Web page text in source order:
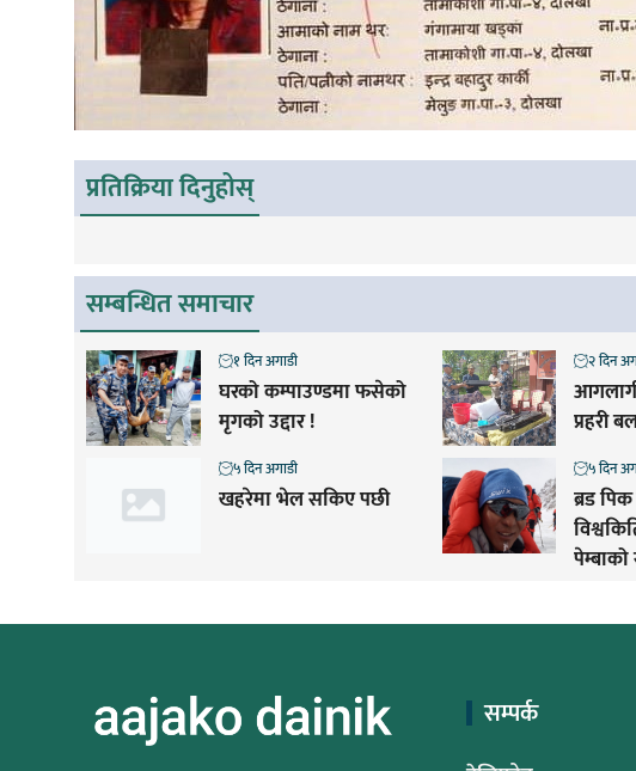
प्रतिक्रिया दिनुहोस्
सम्बन्धित समाचार
घरको कम्पाउण्डमा फसेको
मृगको उद्दार !
१ दिन अगाडी
प्रहरी
२ दिन
खहरेमा भेल सकिए पछी
५ दिन अगाडी
ब्रड
५ दिन
सम्पर्क